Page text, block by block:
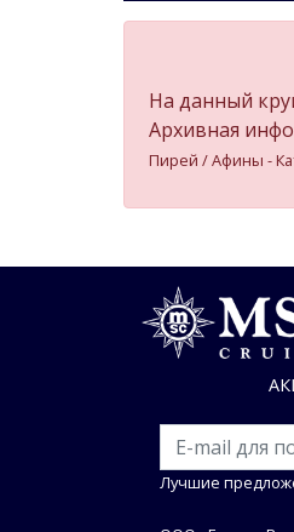
На данный
Архивная
Пирей / Афины -
Лучшие